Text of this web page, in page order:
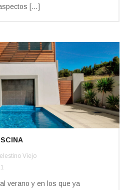
[…]
Viejo
verano y en los que ya